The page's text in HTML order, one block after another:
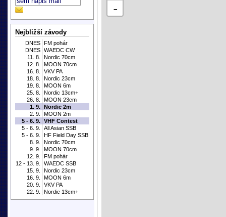
Nejbližší závody
DNES FM pohár
DNES WAEDC CW
11. 8.
Nordic 70cm
12. 8.
MOON 70cm
16. 8.
VKV PA
18. 8.
Nordic 23cm
19. 8.
MOON 6m
25. 8.
Nordic 13cm+
26. 8.
MOON 23cm
1. 9. Nordic 2m
2. 9.
MOON 2m
5 - 6. 9. VHF Contest
5 - 6. 9.
All Asian SSB
5 - 6. 9.
HF Field Day SSB
8. 9.
Nordic 70cm
9. 9.
MOON 70cm
12. 9.
FM pohár
12 - 13. 9.
WAEDC SSB
15. 9.
Nordic 23cm
16. 9.
MOON 6m
20. 9.
VKV PA
22. 9.
Nordic 13cm+
−